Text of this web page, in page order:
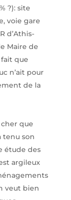
?): site
voie gare
d’Athis-
Maire de
que
n’ait pour
de la
cher que
tenu son
étude des
argileux
veut bien